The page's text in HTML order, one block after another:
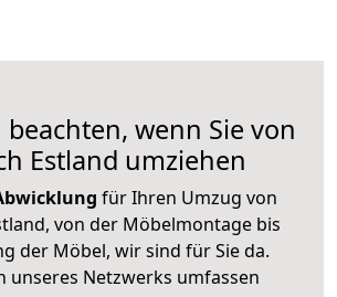
beachten, wenn Sie von
Estland umziehen
für Ihren Umzug von
von der Möbelmontage bis
der Möbel, wir sind für Sie da.
unseres Netzwerks umfassen